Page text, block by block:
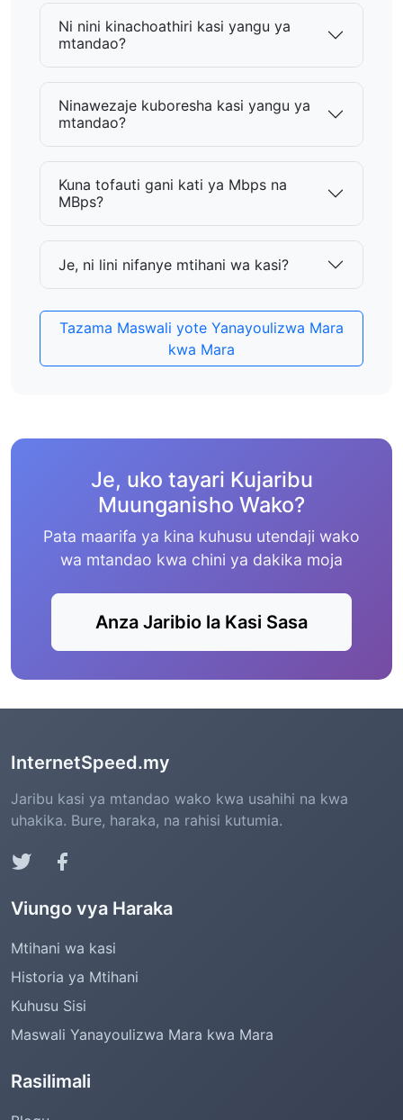
Ni nini kinachoathiri kasi yangu ya
mtandao?
Ninawezaje kuboresha kasi yangu ya
mtandao?
Kuna tofauti gani kati ya Mbps na
MBps?
Je, ni lini nifanye mtihani wa kasi?
Tazama Maswali yote Yanayoulizwa Mara
kwa Mara
Je, uko tayari Kujaribu
Muunganisho Wako?
Pata maarifa ya kina kuhusu utendaji wako
wa mtandao kwa chini ya dakika moja
Anza Jaribio la Kasi Sasa
InternetSpeed.my
Jaribu kasi ya mtandao wako kwa usahihi na kwa
uhakika. Bure, haraka, na rahisi kutumia.
Viungo vya Haraka
Mtihani wa kasi
Historia ya Mtihani
Kuhusu Sisi
Maswali Yanayoulizwa Mara kwa Mara
Rasilimali